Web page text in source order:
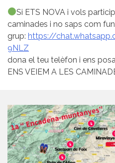
Si ETS NOVA i vols
caminades i no saps com
grup: https://
9NLZ
dona el teu telèfon i ens
ENS VEIEM A LES